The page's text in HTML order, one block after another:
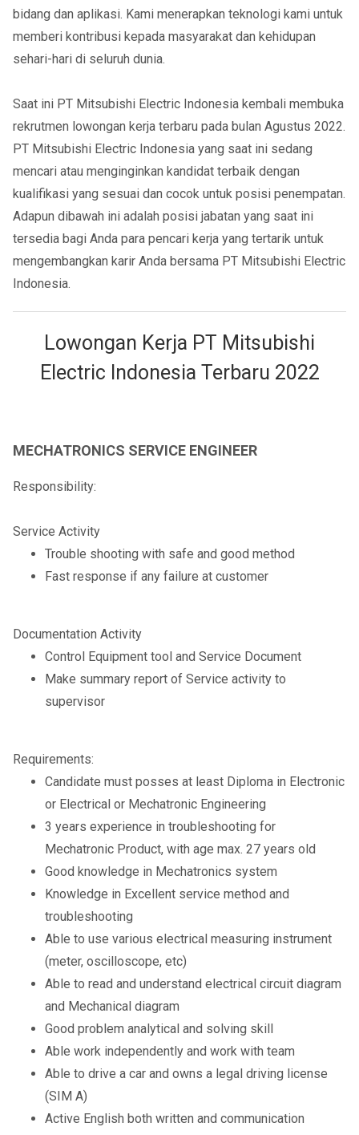
bidang dan aplikasi. Kami menerapkan teknologi kami untuk
memberi kontribusi kepada masyarakat dan kehidupan
sehari-hari di seluruh dunia.
Saat ini PT Mitsubishi Electric Indonesia kembali membuka
rekrutmen lowongan kerja terbaru pada bulan Agustus 2022.
PT Mitsubishi Electric Indonesia yang saat ini sedang
mencari atau menginginkan kandidat terbaik dengan
kualifikasi yang sesuai dan cocok untuk posisi penempatan.
Adapun dibawah ini adalah posisi jabatan yang saat ini
tersedia bagi Anda para pencari kerja yang tertarik untuk
mengembangkan karir Anda bersama PT Mitsubishi Electric
Indonesia.
Lowongan Kerja PT Mitsubishi
Electric Indonesia Terbaru 2022
MECHATRONICS SERVICE ENGINEER
Responsibility:
Service Activity
Trouble shooting with safe and good method
Fast response if any failure at customer
Documentation Activity
Control Equipment tool and Service Document
Make summary report of Service activity to
supervisor
Requirements:
Candidate must posses at least Diploma in Electronic
or Electrical or Mechatronic Engineering
3 years experience in troubleshooting for
Mechatronic Product, with age max. 27 years old
Good knowledge in Mechatronics system
Knowledge in Excellent service method and
troubleshooting
Able to use various electrical measuring instrument
(meter, oscilloscope, etc)
Able to read and understand electrical circuit diagram
and Mechanical diagram
Good problem analytical and solving skill
Able work independently and work with team
Able to drive a car and owns a legal driving license
(SIM A)
Active English both written and communication